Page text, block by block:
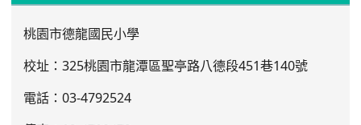
桃園市德龍國民小學
校址：325桃園市龍潭區聖亭路八德段451巷140號
電話：03-4792524